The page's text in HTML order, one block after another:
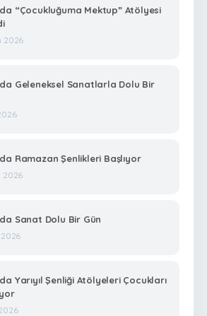
“Çocukluğuma Mektup” Atölyesi
2026
Geleneksel Sanatlarla Dolu Bir
Ramazan Şenlikleri Başlıyor
2026
Sanat Dolu Bir Gün
2026
Yarıyıl Şenliği Atölyeleri Çocukları